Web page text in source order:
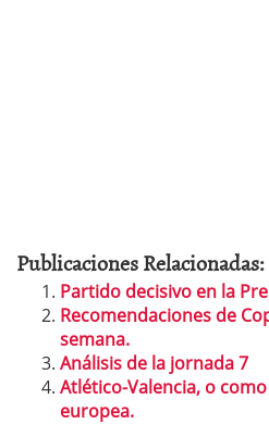
Publicaciones Relacionadas:
Partido decisivo en la
Recomendaciones de
semana.
Análisis de la jornada 7
Atlético-Valencia, o
europea.